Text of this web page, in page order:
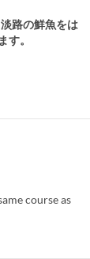
路の鮮魚をは
す。
course as